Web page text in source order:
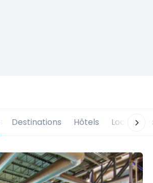
Destinations Hôtels Locations